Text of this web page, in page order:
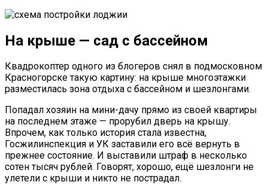
На крыше — сад с бассейном
Квадрокоптер одного из блогеров снял в подмосковном
Красногорске такую картину: на крыше многоэтажки
разместилась зона отдыха с бассейном и шезлонгами.
Попадал хозяин на мини-дачу прямо из своей квартиры
на последнем этаже — прорубил дверь на крышу.
Впрочем, как только история стала известна,
Госжилинспекция и УК заставили его всё вернуть в
прежнее состояние. И выставили штраф в несколько
сотен тысяч рублей. Говорят, хорошо, ещё шезлонги не
улетели с крыши и никто не пострадал.